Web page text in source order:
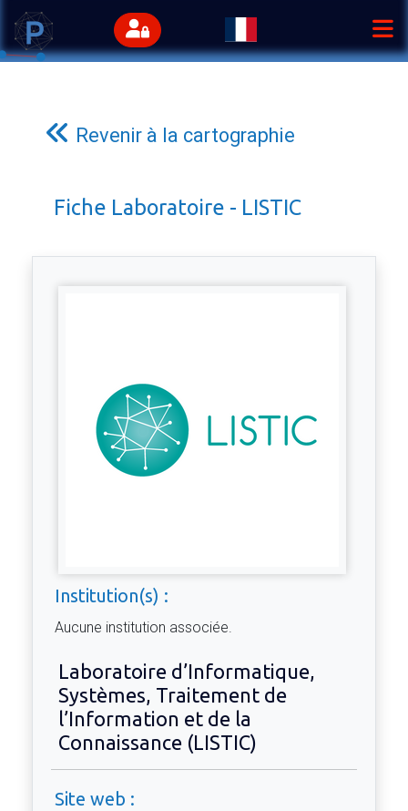
Revenir à la cartographie
Fiche Laboratoire - LISTIC
Institution(s) :
Aucune institution associée.
Laboratoire d’Informatique,
Systèmes, Traitement de
l’Information et de la
Connaissance (LISTIC)
Site web :